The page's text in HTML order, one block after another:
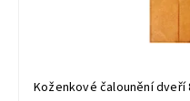
Koženkové čalounění dveří